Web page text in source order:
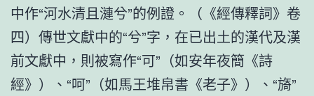
中作“河水清且漣兮”的例證。（《經傳釋詞》卷
四）傳世文獻中的“兮”字，在已出土的漢代及漢
前文獻中，則被寫作“可”（如安年夜簡《詩
經》）、“呵”（如馬王堆帛書《老子》）、“旖”